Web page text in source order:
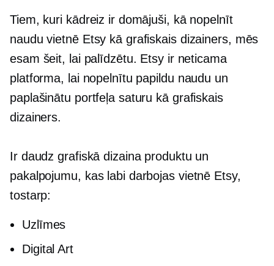
Tiem, kuri kādreiz ir domājuši, kā nopelnīt
naudu vietnē Etsy kā grafiskais dizainers, mēs
esam šeit, lai palīdzētu. Etsy ir neticama
platforma, lai nopelnītu papildu naudu un
paplašinātu portfeļa saturu kā grafiskais
dizainers.
Ir daudz grafiskā dizaina produktu un
pakalpojumu, kas labi darbojas vietnē Etsy,
tostarp:
Uzlīmes
Digital Art